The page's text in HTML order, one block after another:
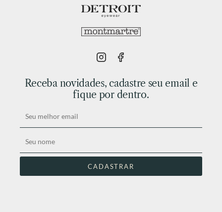
Receba novidades, cadastre seu email e
fique por dentro.